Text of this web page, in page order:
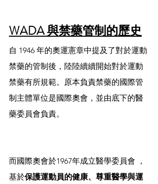
WADA 與禁藥管制的歷史
自 1946 年的奧運憲章中提及了對於運動
禁藥的管制後，陸陸續續開始對於運動
禁藥有所規範。原本負責禁藥的國際管
制主體單位是國際奧會，並由底下的醫
藥委員會負責。
而國際奧會於1967年成立醫學委員會 ，
基於保護運動員的健康、尊重醫學與運